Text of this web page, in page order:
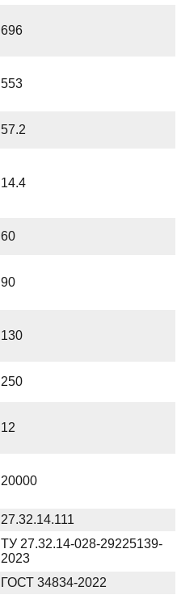
696
553
57.2
14.4
60
90
130
250
12
20000
27.32.14.111
ТУ 27.32.14-028-29225139-
2023
ГОСТ 34834-2022